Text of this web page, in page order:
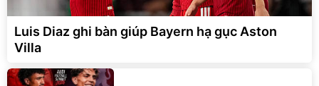
Luis Diaz ghi bàn giúp Bayern hạ gục Aston
Villa